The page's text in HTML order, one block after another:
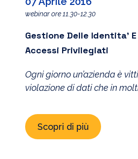
webinar ore 11.30-12.30
Gestione Delle Identita’
Accessi Privilegiati
Ogni giorno un’azienda è
violazione di dati che in
account degli
un obiettivo degli attacchi
Attraverso questo tipo di
Scopri di più